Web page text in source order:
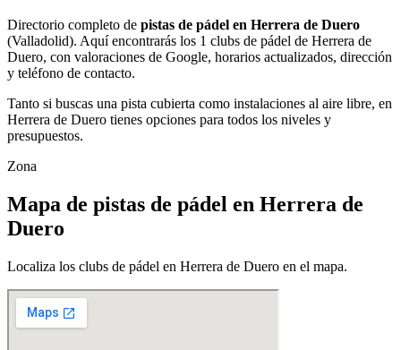
Directorio completo de pistas de pádel en Herrera de Duero
(Valladolid). Aquí encontrarás los 1 clubs de pádel de Herrera de
Duero, con valoraciones de Google, horarios actualizados, dirección
y teléfono de contacto.
Tanto si buscas una pista cubierta como instalaciones al aire libre, en
Herrera de Duero tienes opciones para todos los niveles y
presupuestos.
Zona
Mapa de pistas de pádel en Herrera de
Duero
Localiza los clubs de pádel en Herrera de Duero en el mapa.